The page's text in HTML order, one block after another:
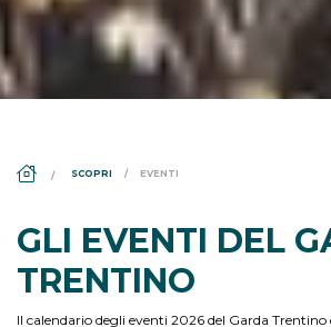
DS_BREADCRUMB.HOME
SCOPRI EVENTI
GLI EVENTI DEL
TRENTINO
Il calendario degli eventi 2026 del Garda Trentino